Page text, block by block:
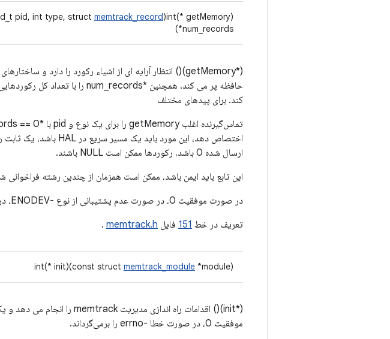
int(* getMemory)(const struct
pid, int type, struct memtrack_record
*num_records)
کند. برای پیدهای مختلف
ارسال شده 0 باشد، رکوردها ممکن است NULL باشند.
این تابع باید ایمن باشد، ممکن است همزمان از چندین رشته فراخوانی
در صورت موفقیت 0، در صورت عدم پشتیبانی از نوع -ENODEV، در سایر خطاها -errno را برمی‌گرداند.
تعریف در خط 151 فایل memtrack.h
.
int(* init)(const struct memtrack_module *module)
(*init)() اقدامات راه اندازی مدیریت memtrack را انجام می دهد و یک بار قبل از هر تماسی با
موفقیت 0، در صورت خطا -errno را برمی‌گرداند.